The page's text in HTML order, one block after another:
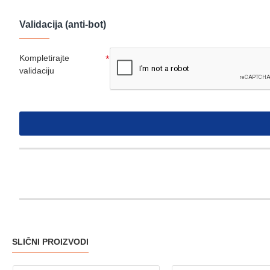
Validacija (anti-bot)
Kompletirajte
validaciju
SLIČNI PROIZVODI